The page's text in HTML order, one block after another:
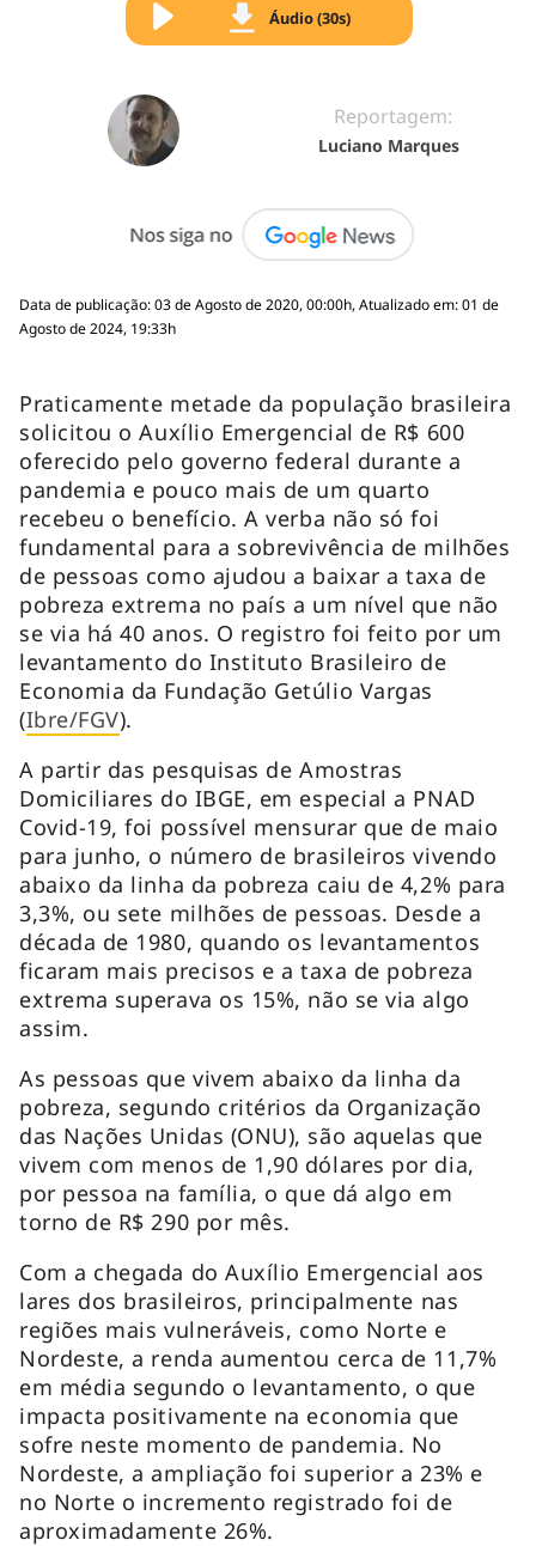
Áudio (30s)
Reportagem:
Luciano Marques
Data de publicação: 03 de Agosto de 2020, 00:00h, Atualizado em: 01 de
Agosto de 2024, 19:33h
Praticamente metade da população brasileira
solicitou o Auxílio Emergencial de R$ 600
oferecido pelo governo federal durante a
pandemia e pouco mais de um quarto
recebeu o benefício. A verba não só foi
fundamental para a sobrevivência de milhões
de pessoas como ajudou a baixar a taxa de
pobreza extrema no país a um nível que não
se via há 40 anos. O registro foi feito por um
levantamento do Instituto Brasileiro de
Economia da Fundação Getúlio Vargas
(Ibre/FGV).
A partir das pesquisas de Amostras
Domiciliares do IBGE, em especial a PNAD
Covid-19, foi possível mensurar que de maio
para junho, o número de brasileiros vivendo
abaixo da linha da pobreza caiu de 4,2% para
3,3%, ou sete milhões de pessoas. Desde a
década de 1980, quando os levantamentos
ficaram mais precisos e a taxa de pobreza
extrema superava os 15%, não se via algo
assim.
As pessoas que vivem abaixo da linha da
pobreza, segundo critérios da Organização
das Nações Unidas (ONU), são aquelas que
vivem com menos de 1,90 dólares por dia,
por pessoa na família, o que dá algo em
torno de R$ 290 por mês.
Com a chegada do Auxílio Emergencial aos
lares dos brasileiros, principalmente nas
regiões mais vulneráveis, como Norte e
Nordeste, a renda aumentou cerca de 11,7%
em média segundo o levantamento, o que
impacta positivamente na economia que
sofre neste momento de pandemia. No
Nordeste, a ampliação foi superior a 23% e
no Norte o incremento registrado foi de
aproximadamente 26%.